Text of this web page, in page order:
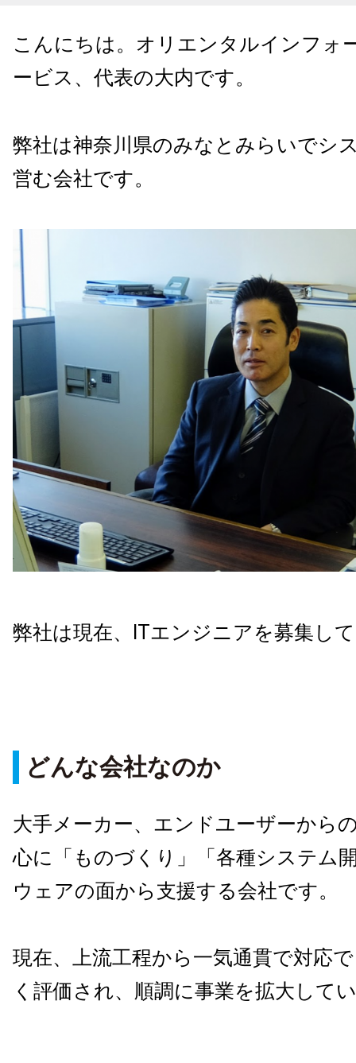
こんにちは。オリエンタルインフォ
ービス、代表の大内です。
弊社は神奈川県のみなとみらいでシ
営む会社です。
弊社は現在、ITエンジニアを募集し
どんな会社なのか
大手メーカー、エンドユーザーから
心に「ものづくり」「各種システム
ウェアの面から支援する会社です。
現在、 上流工程から一気通貫で対応
く評価され、順調に事業を拡大して